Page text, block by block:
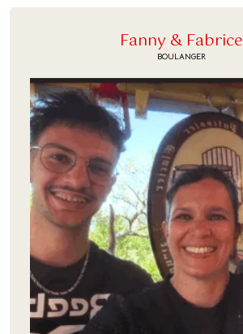
Fanny & Fabrice
BOULANGER